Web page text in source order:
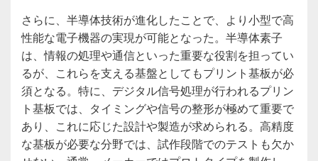
さらに、半導体技術が進化したことで、より小型で高
性能な電子機器の実現が可能となった。半導体素子
は、情報の処理や通信といった重要な役割を担ってい
るが、これらを支える基盤としてもプリント基板が必
須となる。特に、デジタル信号処理が行われるプリン
ト基板では、タイミングや信号の整形が極めて重要で
あり、これに応じた設計や製造が求められる。高精度
な基板が必要な分野では、試作段階でのテストも欠か